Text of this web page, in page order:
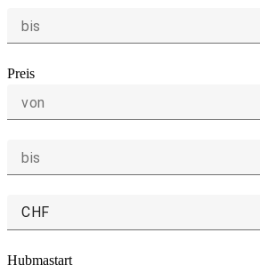
bis
Preis
von
bis
CHF
Hubmastart